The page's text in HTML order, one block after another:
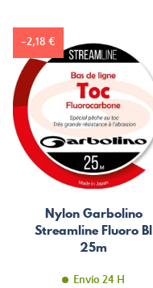
Nylon Garbolino
Streamline Fluoro Bl
25m
Envío 24 H
-2,18 €